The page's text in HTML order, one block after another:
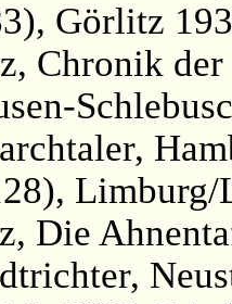
Görlitz
Chronik
Limburg/
Die